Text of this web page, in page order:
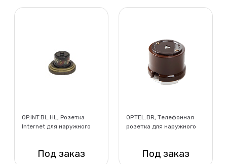
OP.INT.BL.HL, Розетка
Internet для наружного
Под заказ
OP.TEL.BR, Телефонная
розетка для наружного
Под заказ